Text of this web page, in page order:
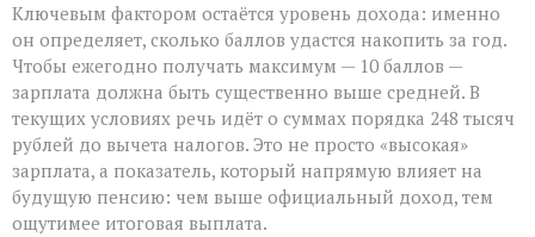
Ключевым фактором остаётся уровень дохода: именно
он определяет, сколько баллов удастся накопить за год.
Чтобы ежегодно получать максимум — 10 баллов —
зарплата должна быть существенно выше средней. В
текущих условиях речь идёт о суммах порядка 248 тысяч
рублей до вычета налогов. Это не просто «высокая»
зарплата, а показатель, который напрямую влияет на
будущую пенсию: чем выше официальный доход, тем
ощутимее итоговая выплата.